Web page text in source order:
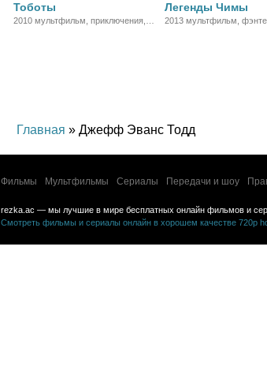
Тоботы
2010 мультфильм, приключения,
Легенды Чимы
2013 мультфильм,
Главная » Джефф Эванс Тодд
Фильмы Мультфильмы Сериалы Передачи и шоу
rezka.ac — мы лучшие в мире бесплатных онлайн фильмов и
Смотреть фильмы и сериалы онлайн в хорошем качестве 720p